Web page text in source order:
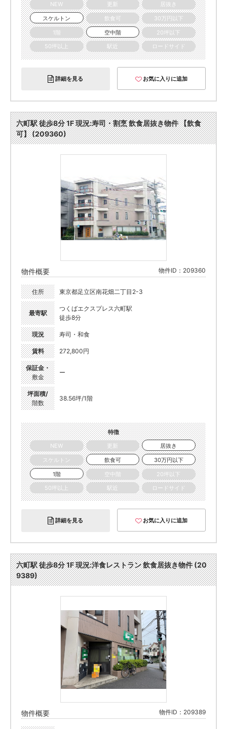
NEW
更新
居抜き
スケルトン
飲食可
30万円以下
1階
空中階
20坪以下
50坪以上
駅近 ロードサイド
詳細を見る お気に入りに追加
六町駅 徒歩8分 1F 現況:寿司・割烹 飲食居抜き物件 【飲食
可】 (209360)
物件概要 物件ID：209360
住所 東京都足立区南花畑二丁目2-3
最寄駅
つくばエクスプレス六町駅
徒歩8分
現況 寿司・和食
賃料 272,800円
保証金・
敷金
ー
坪面積/
階数
38.56坪/1階
特徴
NEW
更新
居抜き
スケルトン
飲食可
30万円以下
1階
空中階
20坪以下
50坪以上
駅近 ロードサイド
詳細を見る お気に入りに追加
六町駅 徒歩8分 1F 現況:洋食レストラン 飲食居抜き物件 (20
9389)
物件概要 物件ID：209389